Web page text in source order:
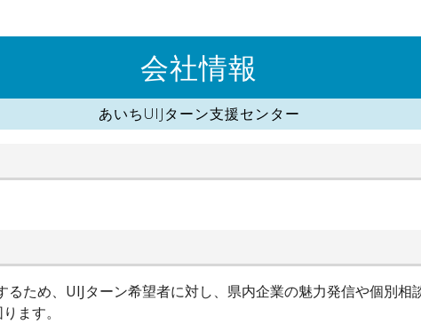
会社情報
あいちUIJターン支援センター
るため、UIJターン希望者に対し、県内企業の魅力発信や個別相
ます。